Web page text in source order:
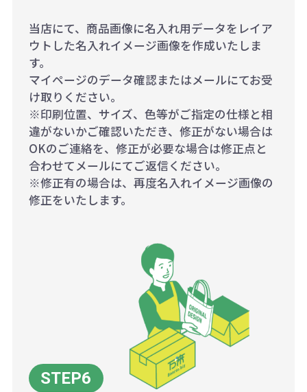
当店にて、商品画像に名入れ用データをレイア
ウトした名入れイメージ画像を作成いたしま
す。
マイページのデータ確認またはメールにてお受
け取りください。
※印刷位置、サイズ、色等がご指定の仕様と相
違がないかご確認いただき、修正がない場合は
OKのご連絡を、修正が必要な場合は修正点と
合わせてメールにてご返信ください。
※修正有の場合は、再度名入れイメージ画像の
修正をいたします。